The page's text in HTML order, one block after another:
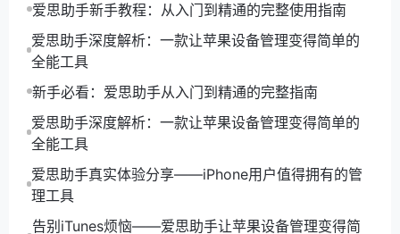
爱思助手新手教程：从入门到精通的完整使用指南
爱思助手深度解析：一款让苹果设备管理变得简单的
全能工具
新手必看：爱思助手从入门到精通的完整指南
爱思助手深度解析：一款让苹果设备管理变得简单的
全能工具
爱思助手真实体验分享——iPhone用户值得拥有的管
理工具
告别iTunes烦恼——爱思助手让苹果设备管理变得简